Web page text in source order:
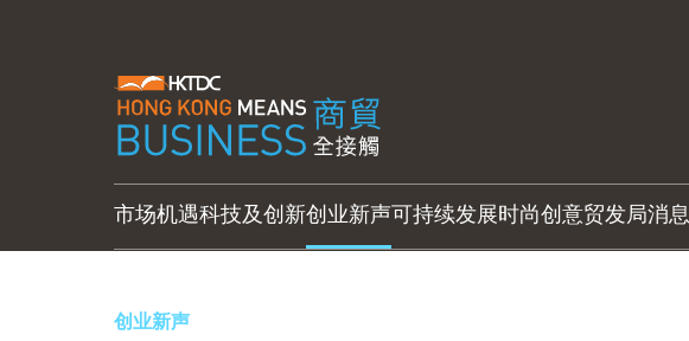
市场机遇科技及创新创业新声可持续发展时尚创意贸发局消息
创业新声